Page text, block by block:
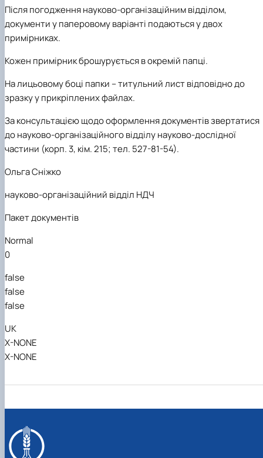
Після погодження науково-організаційним відділом,
документиу паперовому варіанті подаються у двох
примірниках.
Кожен примірник брошурується в окремій папці.
На лицьовому боці папки – титульний лист відповідно до
зразку у прикріплених файлах.
За консультацією щодо оформлення документів звертатися
до науково-організаційного відділу науково-дослідної
частини (корп. 3, кім. 215; тел. 527-81-54).
Ольга Сніжко
науково-організаційний відділ НДЧ
Пакет документів
Normal
0
false
false
false
UK
X-NONE
X-NONE